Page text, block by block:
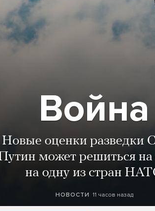
Война
Новые оценки
может решиться
на одну из стран
НОВОСТИ 11 часов назад